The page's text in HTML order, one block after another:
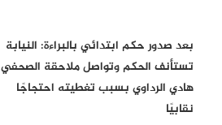
بعد صدور حكم ابتدائي بالبراءة: النيابة
تستأنف الحكم وتواصل ملاحقة الصحفي
هادي الرداوي بسبب تغطيته احتجاجًا
نقابيًا